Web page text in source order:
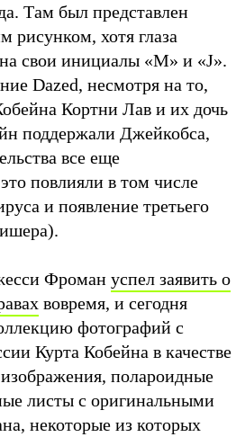
Там был представлен
рисунком, хотя глаза
свои инициалы «M» и «J».
Dazed, несмотря на то,
Кортни Лав и их дочь
поддержали Джейкобса,
все еще
повлияли в том числе
и появление третьего
Фроман успел заявить о
вовремя, и сегодня
фотографий с
Курта Кобейна в качестве
полароидные
листы с оригинальными
некоторые из которых